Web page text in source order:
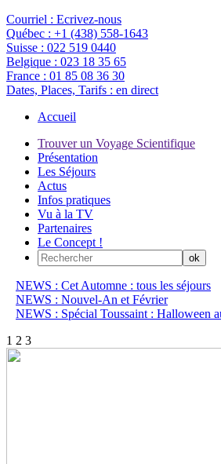
Courriel : Ecrivez-nous
Québec : +1 (438) 558-1643
Suisse : 022 519 0440
Belgique : 023 18 35 65
France : 01 85 08 36 30
Dates, Places, Tarifs : en direct
Accueil
Trouver un Voyage Scientifique
Présentation
Les Séjours
Actus
Infos pratiques
Vu à la TV
Partenaires
Le Concept !
NEWS : Cet Automne : tous les séjours
NEWS : Nouvel-An et Février
NEWS : Spécial Toussaint : Halloween
1 2 3